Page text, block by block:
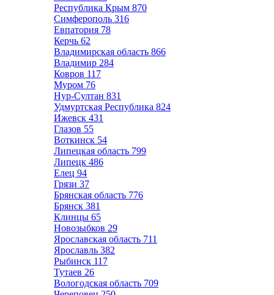
Республика Крым 870
Симферополь 316
Евпатория 78
Керчь 62
Владимирская область 866
Владимир 284
Ковров 117
Муром 76
Нур-Султан 831
Удмуртская Республика 824
Ижевск 431
Глазов 55
Воткинск 54
Липецкая область 799
Липецк 486
Елец 94
Грязи 37
Брянская область 776
Брянск 381
Клинцы 65
Новозыбков 29
Ярославская область 711
Ярославль 382
Рыбинск 117
Тутаев 26
Вологодская область 709